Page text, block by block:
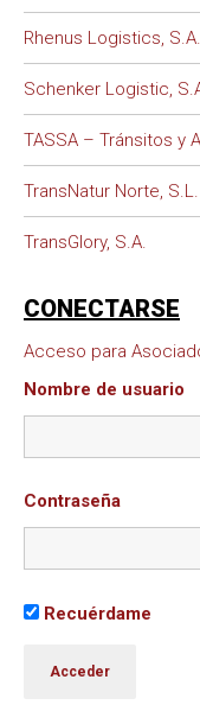
Rhenus Logistics, S.A.
Schenker Logistic,
TASSA – Tránsitos y
TransNatur Norte, S.L.
TransGlory, S.A.
CONECTARSE
Acceso para
Nombre de usuario
Contraseña
Recuérdame